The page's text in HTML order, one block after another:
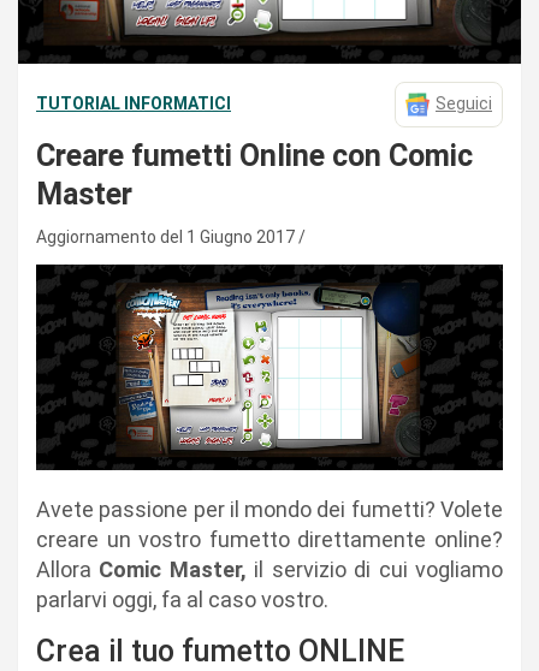
TUTORIAL INFORMATICI Seguici
Creare fumetti Online con Comic
Master
Aggiornamento del 1 Giugno 2017
Avete passione per il mondo dei fumetti? Volete
creare un vostro fumetto direttamente online?
Allora Comic Master, il servizio di cui vogliamo
parlarvi oggi, fa al caso vostro.
Crea il tuo fumetto ONLINE